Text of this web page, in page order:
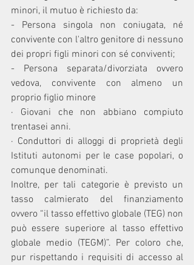
minori, il mutuo è richiesto da:
- Persona singola non coniugata, né
convivente con l'altro genitore di nessuno
dei propri figli minori con sé conviventi;
- Persona separata/divorziata ovvero
vedova, convivente con almeno un
proprio figlio minore
· Giovani che non abbiano compiuto
trentasei anni.
· Conduttori di alloggi di proprietà degli
Istituti autonomi per le case popolari, o
comunque denominati.
Inoltre, per tali categorie è previsto un
tasso calmierato del finanziamento
ovvero “il tasso effettivo globale (TEG) non
può essere superiore al tasso effettivo
globale medio (TEGM)”. Per coloro che,
pur rispettando i requisiti di accesso al